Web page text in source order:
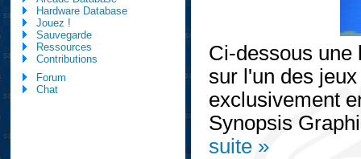
Ci-dessous une
sur l'un des
exclusivement
Synopsis
suite »
Hardware Database
Jouez !
Sauvegarde
Ressources
Contributions
Forum
Chat